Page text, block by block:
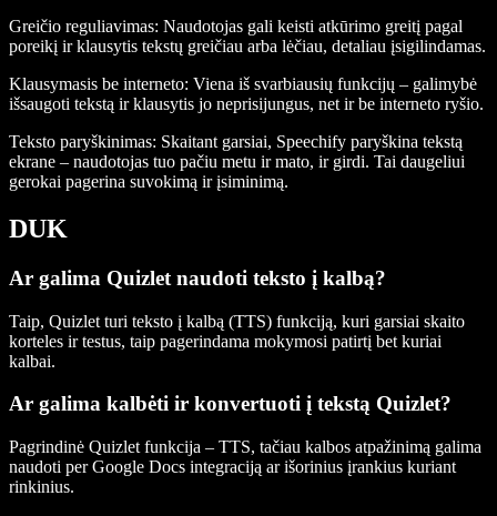
Greičio reguliavimas: Naudotojas gali keisti atkūrimo greitį pagal
poreikį ir klausytis tekstų greičiau arba lėčiau, detaliau įsigilindamas.
Klausymasis be interneto: Viena iš svarbiausių funkcijų – galimybė
išsaugoti tekstą ir klausytis jo neprisijungus, net ir be interneto ryšio.
Teksto paryškinimas: Skaitant garsiai, Speechify paryškina tekstą
ekrane – naudotojas tuo pačiu metu ir mato, ir girdi. Tai daugeliui
gerokai pagerina suvokimą ir įsiminimą.
DUK
Ar galima Quizlet naudoti teksto į kalbą?
Taip, Quizlet turi teksto į kalbą (TTS) funkciją, kuri garsiai skaito
korteles ir testus, taip pagerindama mokymosi patirtį bet kuriai
kalbai.
Ar galima kalbėti ir konvertuoti į tekstą Quizlet?
Pagrindinė Quizlet funkcija – TTS, tačiau kalbos atpažinimą galima
naudoti per Google Docs integraciją ar išorinius įrankius kuriant
rinkinius.